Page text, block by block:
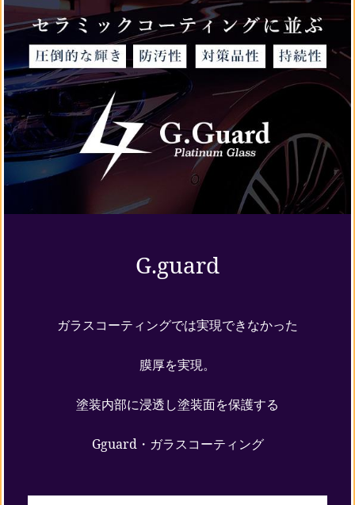
G.guard
ガラスコーティングでは実現できなかった
膜厚を実現。
塗装内部に浸透し塗装面を保護する
Gguard・ガラスコーティング